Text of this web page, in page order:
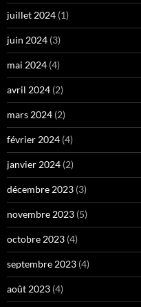
juillet 2024 (1)
juin 2024 (3)
mai 2024 (4)
avril 2024 (2)
mars 2024 (2)
février 2024 (4)
janvier 2024 (2)
décembre 2023 (3)
novembre 2023 (5)
octobre 2023 (4)
septembre 2023 (4)
août 2023 (4)